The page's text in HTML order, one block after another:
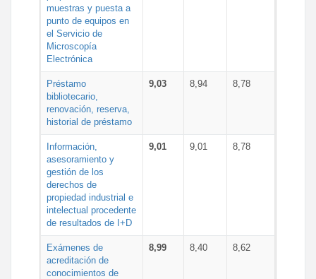
muestras y puesta a
punto de equipos en
el Servicio de
Microscopía
Electrónica
Préstamo
bibliotecario,
renovación, reserva,
historial de préstamo
9,03 8,94 8,78
Información,
asesoramiento y
gestión de los
derechos de
propiedad industrial e
intelectual procedente
de resultados de I+D
9,01 9,01 8,78
Exámenes de
acreditación de
conocimientos de
8,99 8,40 8,62